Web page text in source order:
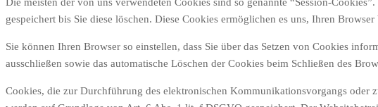
gespeichert bis Sie diese löschen. Diese Cookies ermöglichen es uns, Ihren
Sie können Ihren Browser so einstellen, dass Sie über das Setzen von Cookies
ausschließen sowie das automatische Löschen der Cookies beim Schließen des
Cookies, die zur Durchführung des elektronischen Kommunikationsvorgangs